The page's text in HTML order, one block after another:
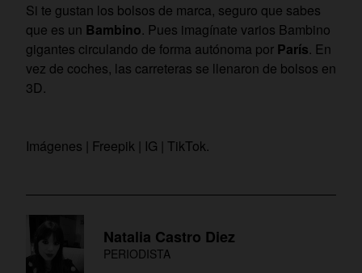
Si te gustan los bolsos de marca, seguro que sabes
que es un Bambino. Pues imagínate varios Bambino
gigantes circulando de forma autónoma por París. En
vez de coches, las carreteras se llenaron de bolsos en
3D.
Imágenes | Freepik | IG | TikTok.
Natalia Castro Diez
PERIODISTA